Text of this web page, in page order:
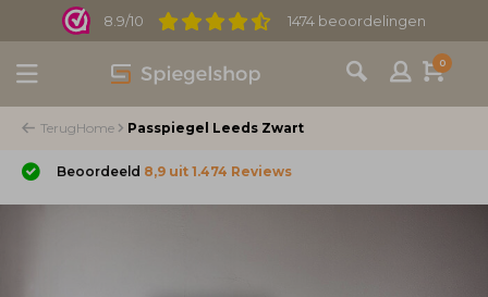
8.9/10 1474 beoordelingen
0
TerugHome Passpiegel Leeds Zwart
Beoordeeld 8,9 uit 1.474 Reviews